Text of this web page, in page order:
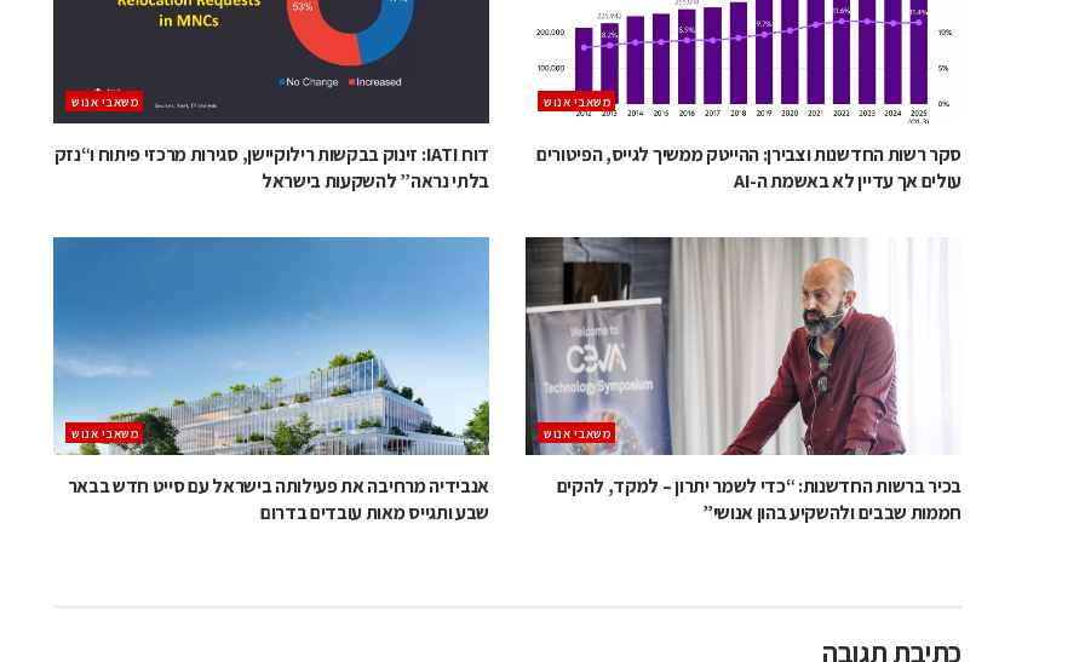
משאבי אנוש
סקר רשות החדשנות וצבירן: ההייטק ממשיך לגייס, הפיטורים
עולים אך עדיין לא באשמת ה-AI
משאבי אנוש
דוח IATI: זינוק בבקשות רילוקיישן, סגירות מרכזי פיתוח ו“נזק
בלתי נראה” להשקעות בישראל
משאבי אנוש
בכיר ברשות החדשנות: “כדי לשמר יתרון – למקד, להקים
חממות שבבים ולהשקיע בהון אנושי”
משאבי אנוש
אנבידיה מרחיבה את פעילותה בישראל עם סייט חדש בבאר
שבע ותגייס מאות עובדים בדרום
כתיבת תגובה